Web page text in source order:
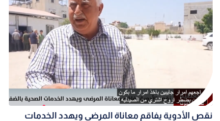
نقص الأدوية يفاقم معاناة المرضى ويهدد الخدمات